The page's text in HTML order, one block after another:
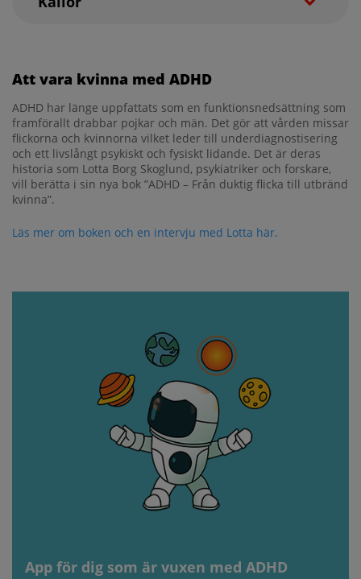
literature review PLoS One 2020; 15(9): e0239257
Att vara kvinna med ADHD
ADHD har länge uppfattats som en funktionsnedsättning som
framförallt drabbar pojkar och män. Det gör att vården missar
flickorna och kvinnorna vilket leder till underdiagnostisering
och ett livslångt psykiskt och fysiskt lidande. Det är deras
historia som Lotta Borg Skoglund, psykiatriker och forskare,
vill berätta i sin nya bok ”ADHD – Från duktig flicka till utbränd
kvinna”.
Läs mer om boken och en intervju med Lotta här.
App för dig som är vuxen med ADHD